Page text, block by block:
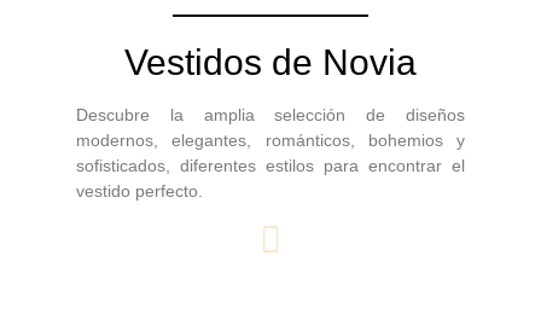
Vestidos de Novia
Descubre la amplia selección de diseños
modernos, elegantes, románticos, bohemios y
sofisticados, diferentes estilos para encontrar el
vestido perfecto.